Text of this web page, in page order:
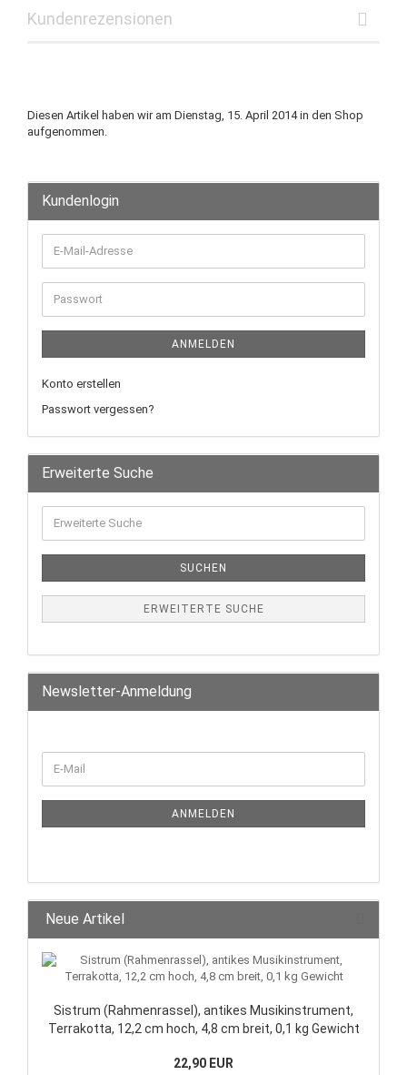
Kundenrezensionen
Diesen Artikel haben wir am Dienstag, 15. April 2014 in den Shop
aufgenommen.
Kundenlogin
ANMELDEN
Konto erstellen
Passwort vergessen?
Erweiterte Suche
SUCHEN
ERWEITERTE SUCHE
Newsletter-Anmeldung
ANMELDEN
Neue Artikel
Sistrum (Rahmenrassel), antikes Musikinstrument,
Terrakotta, 12,2 cm hoch, 4,8 cm breit, 0,1 kg Gewicht
22,90 EUR